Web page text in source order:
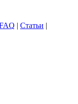
| Статьи |